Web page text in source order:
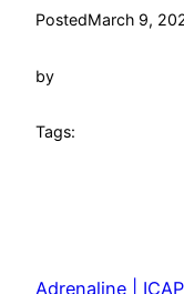
PostedMarch 9,
by
Tags:
Adrenaline |